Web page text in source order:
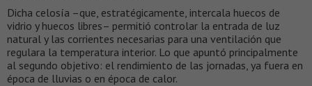
Dicha celosía –que, estratégicamente, intercala huecos de
vidrio y huecos libres– permitió controlar la entrada de luz
natural y las corrientes necesarias para una ventilación que
regulara la temperatura interior. Lo que apuntó principalmente
al segundo objetivo: el rendimiento de las jornadas, ya fuera en
época de lluvias o en época de calor.